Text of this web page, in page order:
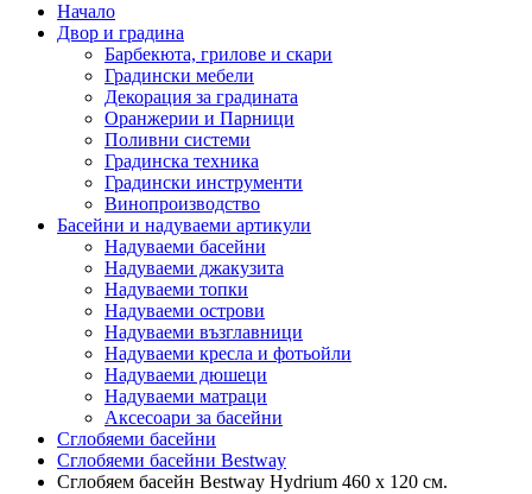
Начало
Двор и градина
Барбекюта, грилове и скари
Градински мебели
Декорация за градината
Оранжерии и Парници
Поливни системи
Градинска техника
Градински инструменти
Винопроизводство
Басейни и надуваеми артикули
Надуваеми басейни
Надуваеми джакузита
Надуваеми топки
Надуваеми острови
Надуваеми възглавници
Надуваеми кресла и фотьойли
Надуваеми дюшеци
Надуваеми матраци
Аксесоари за басейни
Сглобяеми басейни
Сглобяеми басейни Bestway
Сглобяем басейн Bestway Hydrium 460 х 120 см.